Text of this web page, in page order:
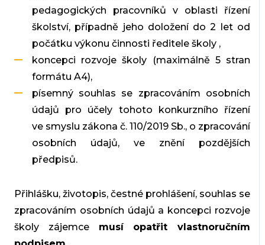
pedagogických pracovníků v oblasti řízení
školství, případně jeho doložení do 2 let od
počátku výkonu činnosti ředitele školy ,
koncepci rozvoje školy (maximálně 5 stran
formátu A4),
písemný souhlas se zpracováním osobních
údajů pro účely tohoto konkurzního řízení
ve smyslu zákona č. 110/2019 Sb., o zpracování
osobních údajů, ve znění pozdějších
předpisů.
Přihlášku, životopis, čestné prohlášení, souhlas se
zpracováním osobních údajů a koncepci rozvoje
školy zájemce musí opatřit vlastnoručním